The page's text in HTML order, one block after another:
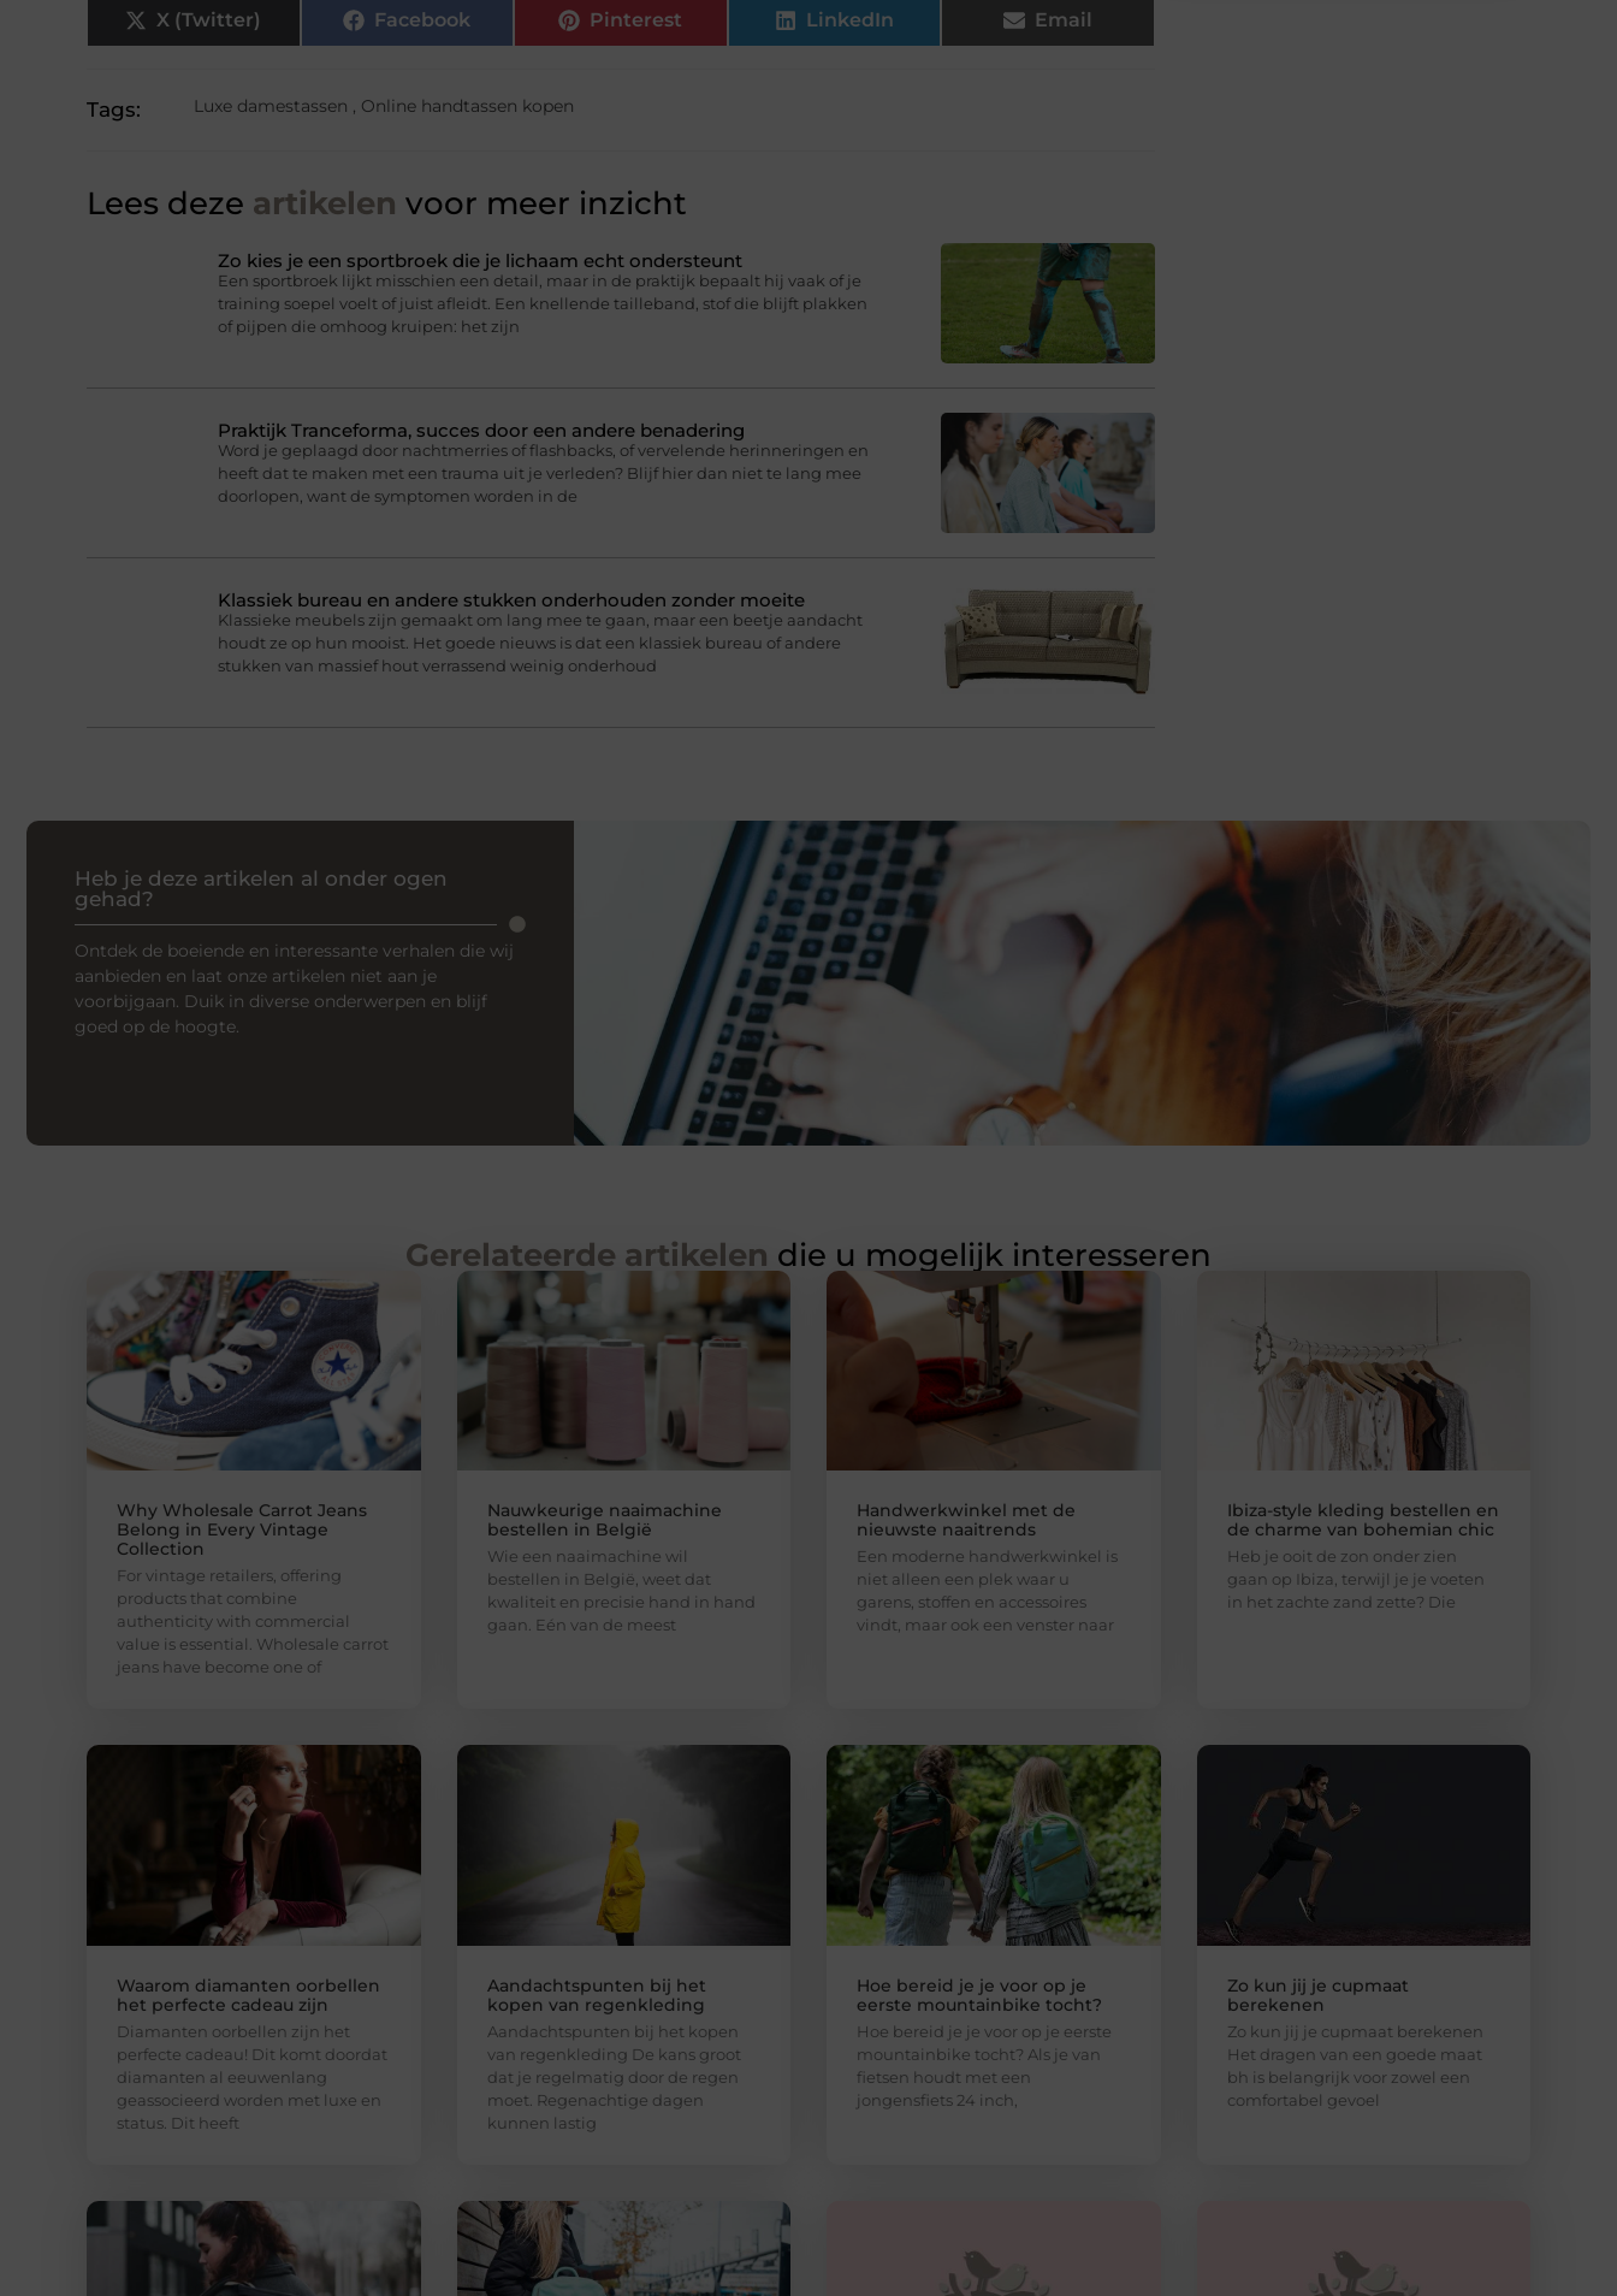
X (Twitter) Facebook Pinterest LinkedIn Email
Tags: Luxe damestassen , Online handtassen kopen
Lees deze artikelen voor meer inzicht
Zo kies je een sportbroek die je lichaam echt ondersteunt
Een sportbroek lijkt misschien een detail, maar in de praktijk bepaalt hij vaak of je
training soepel voelt of juist afleidt. Een knellende tailleband, stof die blijft plakken
of pijpen die omhoog kruipen: het zijn
Praktijk Tranceforma, succes door een andere benadering
Word je geplaagd door nachtmerries of flashbacks, of vervelende herinneringen en
heeft dat te maken met een trauma uit je verleden? Blijf hier dan niet te lang mee
doorlopen, want de symptomen worden in de
Klassiek bureau en andere stukken onderhouden zonder moeite
Klassieke meubels zijn gemaakt om lang mee te gaan, maar een beetje aandacht
houdt ze op hun mooist. Het goede nieuws is dat een klassiek bureau of andere
stukken van massief hout verrassend weinig onderhoud
Heb je deze artikelen al onder ogen
gehad?
Ontdek de boeiende en interessante verhalen die wij
aanbieden en laat onze artikelen niet aan je
voorbijgaan. Duik in diverse onderwerpen en blijf
goed op de hoogte.
Gerelateerde artikelen die u mogelijk interesseren
Why Wholesale Carrot Jeans
Belong in Every Vintage
Collection
For vintage retailers, offering
products that combine
authenticity with commercial
value is essential. Wholesale carrot
jeans have become one of
Nauwkeurige naaimachine
bestellen in België
Wie een naaimachine wil
bestellen in België, weet dat
kwaliteit en precisie hand in hand
gaan. Eén van de meest
Handwerkwinkel met de
nieuwste naaitrends
Een moderne handwerkwinkel is
niet alleen een plek waar u
garens, stoffen en accessoires
vindt, maar ook een venster naar
Ibiza-style kleding bestellen en
de charme van bohemian chic
Heb je ooit de zon onder zien
gaan op Ibiza, terwijl je je voeten
in het zachte zand zette? Die
Waarom diamanten oorbellen
het perfecte cadeau zijn
Diamanten oorbellen zijn het
perfecte cadeau! Dit komt doordat
diamanten al eeuwenlang
geassocieerd worden met luxe en
status. Dit heeft
Aandachtspunten bij het
kopen van regenkleding
Aandachtspunten bij het kopen
van regenkleding De kans groot
dat je regelmatig door de regen
moet. Regenachtige dagen
kunnen lastig
Hoe bereid je je voor op je
eerste mountainbike tocht?
Hoe bereid je je voor op je eerste
mountainbike tocht? Als je van
fietsen houdt met een
jongensfiets 24 inch,
Zo kun jij je cupmaat
berekenen
Zo kun jij je cupmaat berekenen
Het dragen van een goede maat
bh is belangrijk voor zowel een
comfortabel gevoel